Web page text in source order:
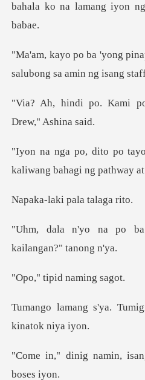
bahala ko na lamang
salubo
i
kaliwang bahag
i pala tal
pid namin
n,